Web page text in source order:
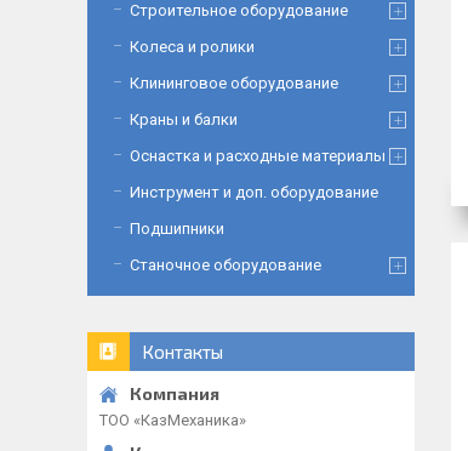
Строительное оборудование
Колеса и ролики
Клининговое оборудование
Краны и балки
Оснастка и расходные материалы
Инструмент и доп. оборудование
Подшипники
Станочное оборудование
Контакты
ТОО «‎КазМеханика»